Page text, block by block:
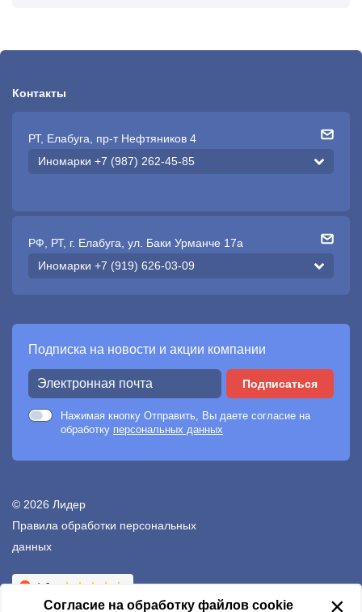
Контакты
РТ, Елабуга, пр-т Нефтяников 4
Иномарки +7 (987) 262-45-85
РФ, РТ, г. Елабуга, ул. Баки Урманче 17а
Иномарки +7 (919) 626-03-09
Подписка на новости и акции компании
Подписаться
Нажимая кнопку Отправить, Вы даете согласие на
обработку персональных данных
© 2026 Лидер
Правила обработки персональных
данных
Согласие на обработку файлов cookie